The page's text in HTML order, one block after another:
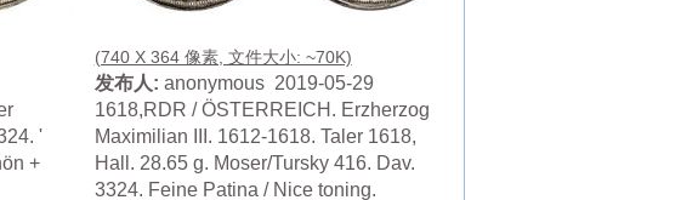
'
+
(740 X 364 像素, 文件大小: ~70K)
发布人: anonymous 2019-05-29
1618,RDR / ÖSTERREICH. Erzherzog
Maximilian III. 1612-1618. Taler 1618,
Hall. 28.65 g. Moser/Tursky 416. Dav.
3324. Feine Patina / Nice toning.